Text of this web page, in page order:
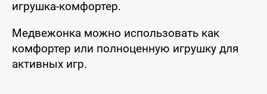
игрушка-комфортер.
Медвежонка можно использовать как
комфортер или полноценную игрушку для
активных игр.